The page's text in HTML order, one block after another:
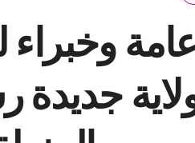
وخبراء
جديدة